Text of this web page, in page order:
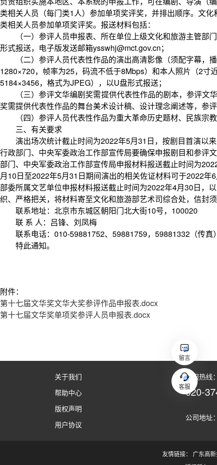
留言
客服
关于我们
帮助中心
版权声明
用户协议
客服热线
020-
公司地址
友情链接： 广东高